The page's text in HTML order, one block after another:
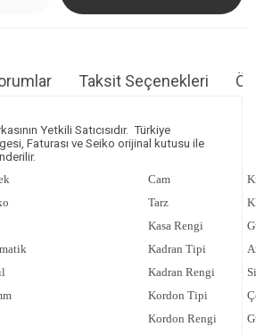
Taksit Seçenekleri
Yetkili Satıcısıdır. Türkiye
Faturası ve Seiko orijinal kutusu ile
Cam
Tarz
Kasa Rengi
Kadran Tipi
Kadran Rengi
Kordon Tipi
Kordon Rengi